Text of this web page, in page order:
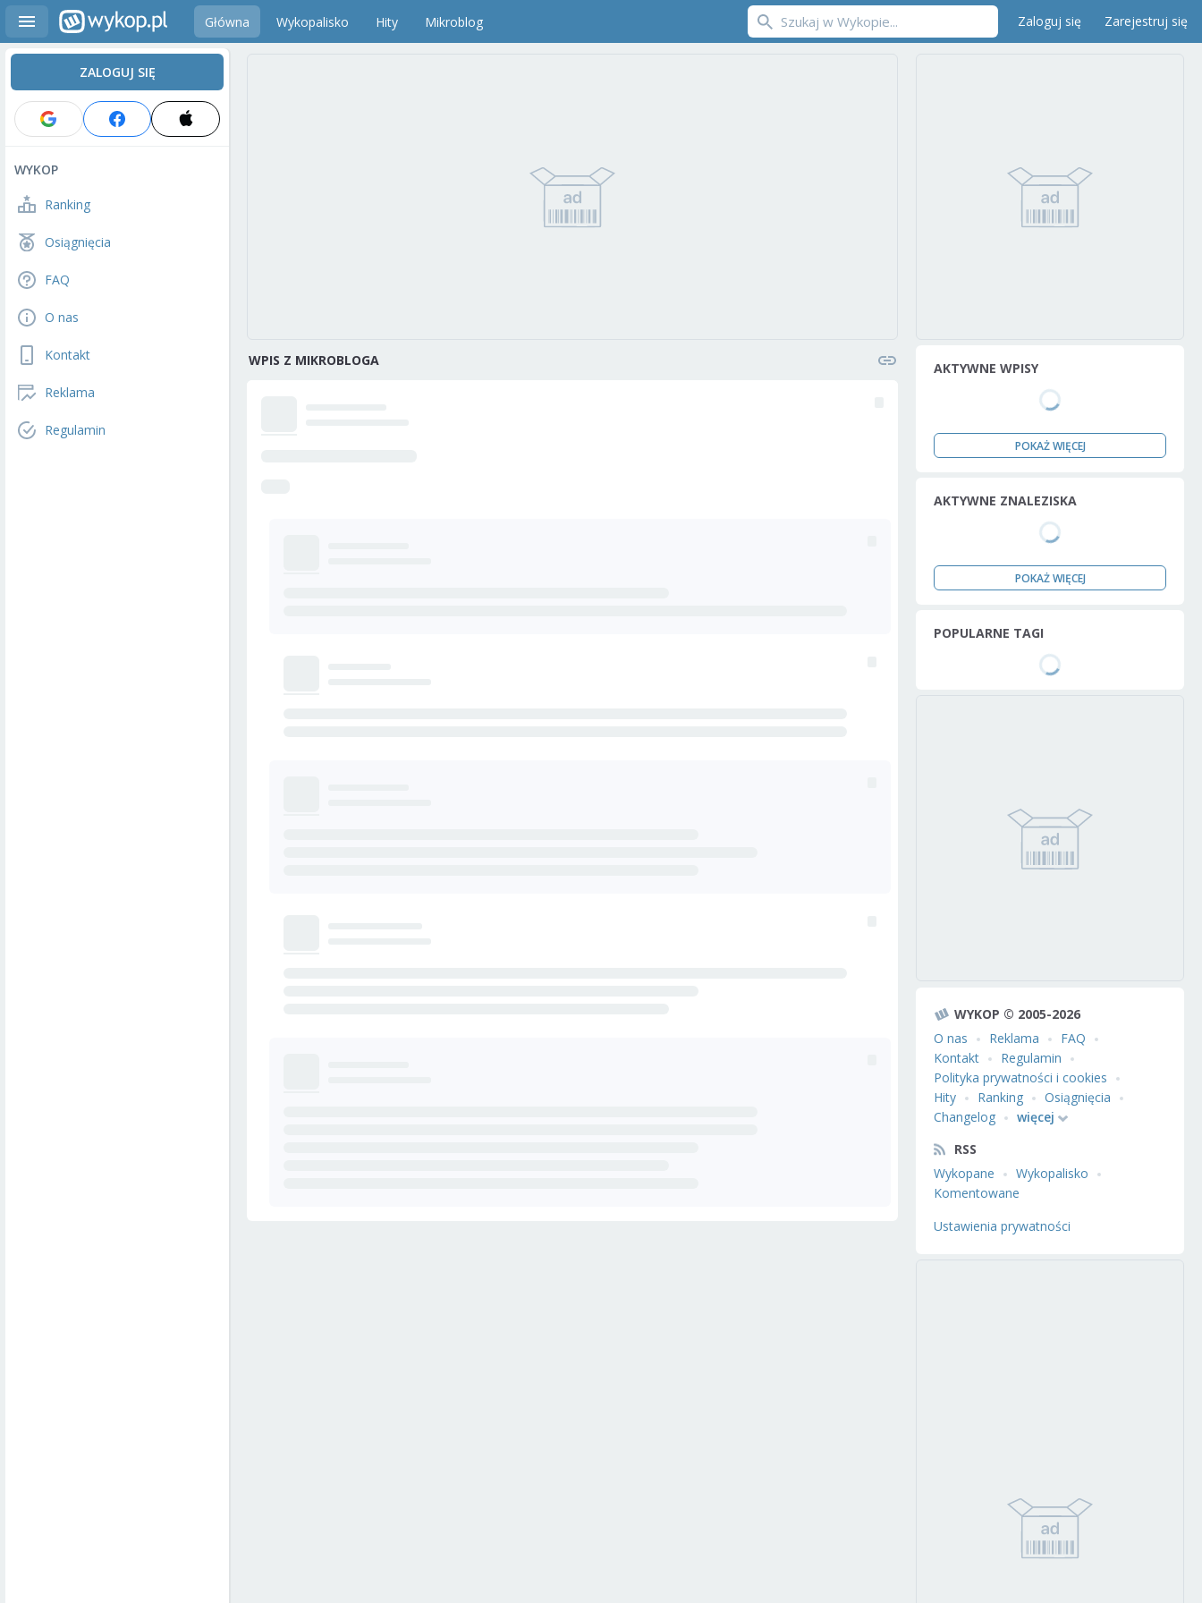
Główna Wykopalisko Hity Mikroblog Zaloguj się Zarejestruj się
ZALOGUJ SIĘ
WYKOP
Ranking
Osiągnięcia
FAQ
O nas
Kontakt
Reklama
Regulamin
WPIS Z MIKROBLOGA AKTYWNE WPISY
POKAŻ WIĘCEJ
AKTYWNE ZNALEZISKA
POKAŻ WIĘCEJ
POPULARNE TAGI
WYKOP © 2005-2026
O nas
Reklama
FAQ
Kontakt
Regulamin
Polityka prywatności i cookies
Hity
Ranking
Osiągnięcia
Changelog
więcej
RSS
Wykopane
Wykopalisko
Komentowane
Ustawienia prywatności